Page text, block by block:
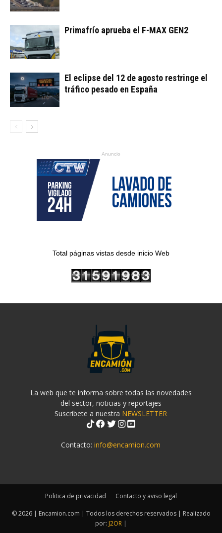
Primafrío aprueba el F-MAX GEN2
El eclipse del 12 de agosto restringe el
tráfico pesado en España
Anuncio
Total páginas vistas desde inicio Web
La web que te informa sobre todas las novedades
del sector, noticias y reportajes
Suscríbete a nuestra NEWSLETTER
Contacto:info@encamion.com
Politica de privacidad Contacto y aviso legal
© 2026 | Encamion.com | Todos los derechos reservados | Realizado
por: J2OR |